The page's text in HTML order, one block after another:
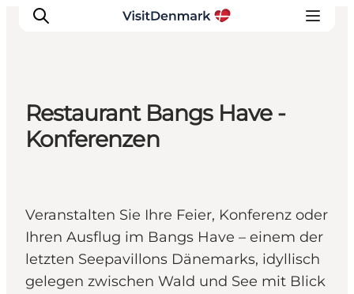
Inspiration
Reiseplanung
Restaurant Bangs Have -
Konferenzen
Veranstalten Sie Ihre Feier, Konferenz oder
Ihren Ausflug im Bangs Have – einem der
letzten Seepavillons Dänemarks, idyllisch
gelegen zwischen Wald und See mit Blick